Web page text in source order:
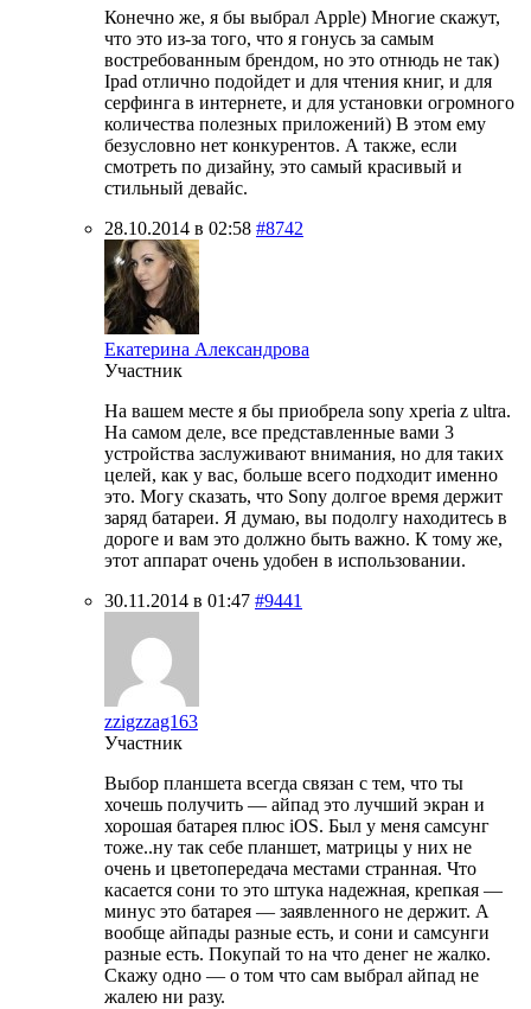
Конечно же, я бы выбрал Apple) Многие скажут,
что это из-за того, что я гонусь за самым
востребованным брендом, но это отнюдь не так)
Ipad отлично подойдет и для чтения книг, и для
серфинга в интернете, и для установки огромного
количества полезных приложений) В этом ему
безусловно нет конкурентов. А также, если
смотреть по дизайну, это самый красивый и
стильный девайс.
28.10.2014 в 02:58 #8742
Екатерина Александрова
Участник
На вашем месте я бы приобрела sony xperia z ultra.
На самом деле, все представленные вами 3
устройства заслуживают внимания, но для таких
целей, как у вас, больше всего подходит именно
это. Могу сказать, что Sony долгое время держит
заряд батареи. Я думаю, вы подолгу находитесь в
дороге и вам это должно быть важно. К тому же,
этот аппарат очень удобен в использовании.
30.11.2014 в 01:47 #9441
zzigzzag163
Участник
Выбор планшета всегда связан с тем, что ты
хочешь получить — айпад это лучший экран и
хорошая батарея плюс iOS. Был у меня самсунг
тоже..ну так себе планшет, матрицы у них не
очень и цветопередача местами странная. Что
касается сони то это штука надежная, крепкая —
минус это батарея — заявленного не держит. А
вообще айпады разные есть, и сони и самсунги
разные есть. Покупай то на что денег не жалко.
Скажу одно — о том что сам выбрал айпад не
жалею ни разу.